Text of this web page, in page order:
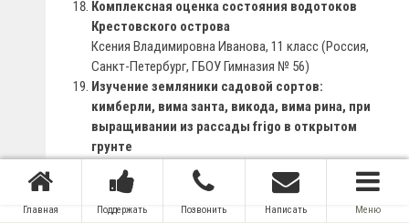
Главная Поддержать Позвонить Написать Меню
Комплексная оценка состояния водотоков
Крестовского острова
Ксения Владимировна Иванова, 11 класс (Россия,
Санкт-Петербург, ГБОУ Гимназия № 56)
Изучение земляники садовой сортов:
кимберли, вима занта, викода, вима рина, при
выращивании из рассады frigo в открытом
грунте
Надежда Васильевна Богданович, 10 класс
(Белоруссия, Минская Область, Дзержинск, ГУО
“Гимназия г.Дзержинска”), Даната Олеговна